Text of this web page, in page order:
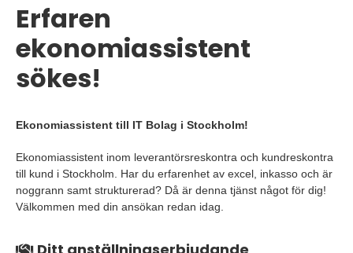
Erfaren
ekonomiassistent
sökes!
Ekonomiassistent till IT Bolag i Stockholm!
Ekonomiassistent inom leverantörsreskontra och kundreskontra
till kund i Stockholm. Har du erfarenhet av excel, inkasso och är
noggrann samt strukturerad? Då är denna tjänst något för dig!
Välkommen med din ansökan redan idag.